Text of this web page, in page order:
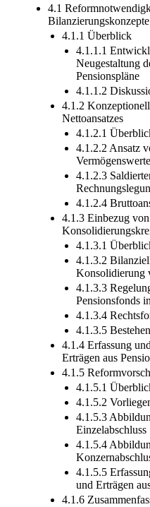
4.1
Bilanzierungskonzepte
4.1.1 Überblick
4.1.1.1
Neugestaltung
Pensionspläne
4.1.1.2
4.1.2
Nettoansatzes
4.1.2.1
4.1.2.2 Ansatz
4.1.2.3
4.1.2.4
4.1.3 Einbezug
4.1.3.1
4.1.3.2
Konsolidierung
4.1.3.3
Pensionsfonds
4.1.3.4
4.1.3.5
4.1.4 Erfassung
Erträgen aus
4.1.5
4.1.5.1
4.1.5.2
4.1.5.3
Einzelabschluss
4.1.5.4
4.1.5.5
und Erträgen
4.1.6